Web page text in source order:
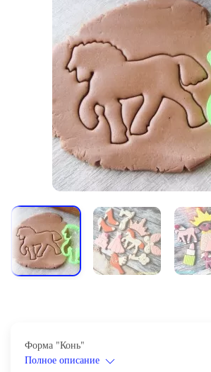
Форма "Конь"
Полное описание